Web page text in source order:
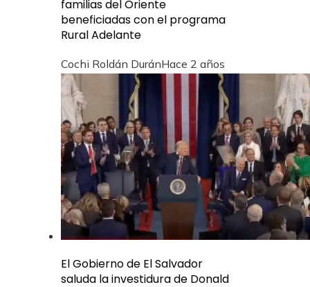
familias del Oriente
beneficiadas con el programa
Rural Adelante
Cochi Roldán DuránHace 2 años
El Gobierno de El Salvador
saluda la investidura de Donald